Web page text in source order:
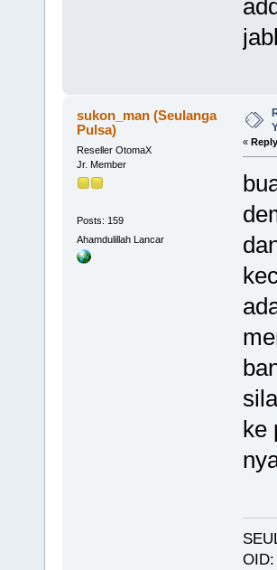
sukon_man (Seulanga
Pulsa)
Reseller OtomaX
Jr. Member
Posts: 159
Ahamdulillah Lancar
«
ke
OID: